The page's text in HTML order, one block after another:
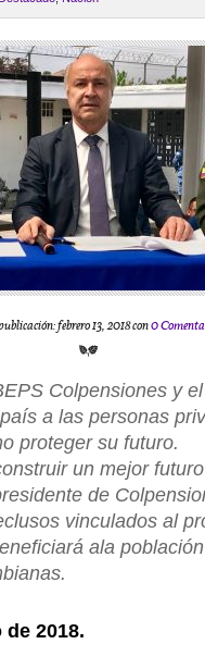
febrero 13, 2018 con0
Colpensiones y
a las personas
proteger su futuro.
un mejor
de
vinculados al
ala
2018.